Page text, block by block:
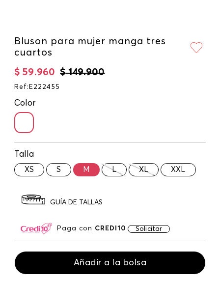
Bluson para mujer manga tres
cuartos
$ 149.900
$ 59.960
Ref : E222455
Color
Talla
XS S M L XL XXL
GUÍA DE TALLAS
Paga con CREDI10 Solicitar
Añadir a la bolsa